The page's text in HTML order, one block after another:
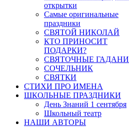
открытки
Самые оригинальные
праздники
СВЯТОЙ НИКОЛАЙ
КТО ПРИНОСИТ
ПОДАРКИ?
СВЯТОЧНЫЕ
СОЧЕЛЬНИК
СВЯТКИ
СТИХИ ПРО ИМЕНА
ШКОЛЬНЫЕ ПРАЗДНИКИ
День Знаний 1 сентября
Школьный театр
НАШИ АВТОРЫ